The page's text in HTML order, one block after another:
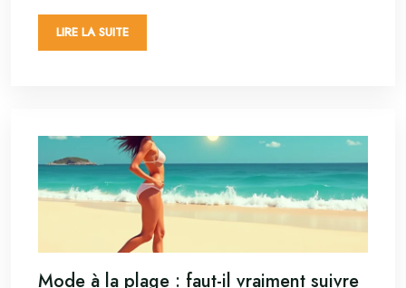
LIRE LA SUITE
Mode à la plage : faut-il vraiment suivre